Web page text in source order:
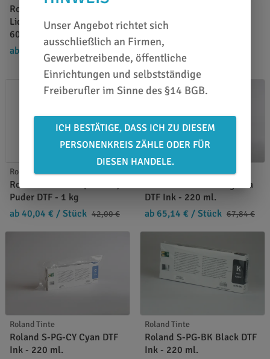
Roland CJ-CL Cleaning
Liquid - 450 ml / Art.
6000007546
ab 109,02 €
/ Stück
Roland S-F164 DTF
PrintFilm - 50 cm x 50 m
ab 153,00 €
Stück 179,00 €
Roland Tinte
Roland S-Powder / Pulver,
Puder DTF - 1 kg
ab 40,04 € / Stück 42,00 €
Roland Tinte
Roland S-PG-MG Magenta
DTF Ink - 220 ml.
ab 65,14 € / Stück 67,84 €
Roland Tinte
Roland S-PG-CY Cyan DTF
Ink - 220 ml.
Roland Tinte
Roland S-PG-BK Black DTF
Ink - 220 ml.
Unser Angebot richtet sich
ausschließlich an Firmen,
Gewerbetreibende, öffentliche
Einrichtungen und selbstständige
Freiberufler im Sinne des §14 BGB.
ICH BESTÄTIGE, DASS ICH ZU DIESEM
PERSONENKREIS ZÄHLE ODER FÜR
DIESEN HANDELE.